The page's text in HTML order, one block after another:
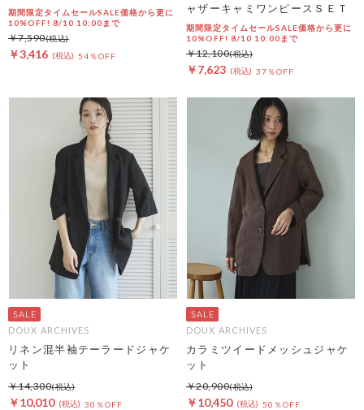
期間限定タイムセールSALE価格から更に
10%OFF! 8/10 10:00まで
￥3,416 54％OFF
￥7,590
ャザーキャミワンピースＳＥＴ
期間限定タイムセールSALE価格から更に
10%OFF! 8/10 10:00まで
￥7,623 37％OFF
￥12,100
DOUX ARCHIVES
リネン混半袖テーラードジャケ
ット
￥10,010 30％OFF
￥14,300
DOUX ARCHIVES
カラミツイードメッシュジャケ
ット
￥10,450 50％OFF
￥20,900